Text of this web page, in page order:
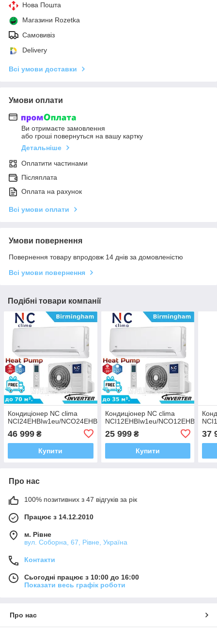
Нова Пошта
Магазини Rozetka
Самовивіз
Delivery
Всі умови доставки
Умови оплати
Ви отримаєте замовлення
або гроші повернуться на вашу картку
Детальніше
Оплатити частинами
Післяплата
Оплата на рахунок
Всі умови оплати
Умови повернення
Повернення товару впродовж 14 днів за домовленістю
Всі умови повернення
Подібні товари компанії
Кондиціонер NC clima
NCI24EHBIw1eu/NCO24EHBIw1eu
46 999 ₴
Купити
Кондиціонер NC clima
NCI12EHBIw1eu/NCO12EHBIw1eu
25 999₴
Купити
37
Про нас
100% позитивних з 47 відгуків за рік
Працює з 14.12.2010
м. Рівне
вул. Соборна, 67, Рівне, Україна
Контакти
Сьогодні працює з 10:00 до 16:00
Показати весь графік роботи
Про нас